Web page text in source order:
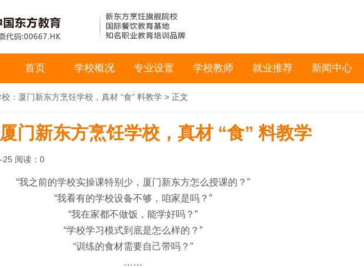
首页 学校概况 专业设置 学校教师 就业推荐 新闻中心
：厦门新东方烹饪学校，真材 “食” 料教学 > 正文
门新东方烹饪学校，真材 “食” 料教学
阅读： 0
“我之前的学校实操课特别少，厦门新东方怎么授课的？”
“我看有的学校设备不够，咱家是吗？”
“我在家都不做饭，能学好吗？”
“学校学习模式到底是怎么样的？”
“训练的食材需要自己带吗？”
……